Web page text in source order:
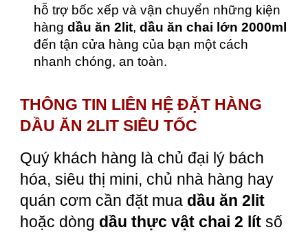
hỗ trợ bốc xếp và vận chuyển những kiện
hàngdầu ăn 2lit,dầu ăn chai lớn 2000ml
đến tận cửa hàng của bạn một cách
nhanh chóng, an toàn.
THÔNG TIN LIÊN HỆ ĐẶT HÀNG
DẦU ĂN 2LIT SIÊU TỐC
Quý khách hàng là chủ đại lý bách
hóa, siêu thị mini, chủ nhà hàng hay
quán cơm cần đặt mua dầu ăn 2lit
hoặc dòng dầu thực vật chai 2 lít số